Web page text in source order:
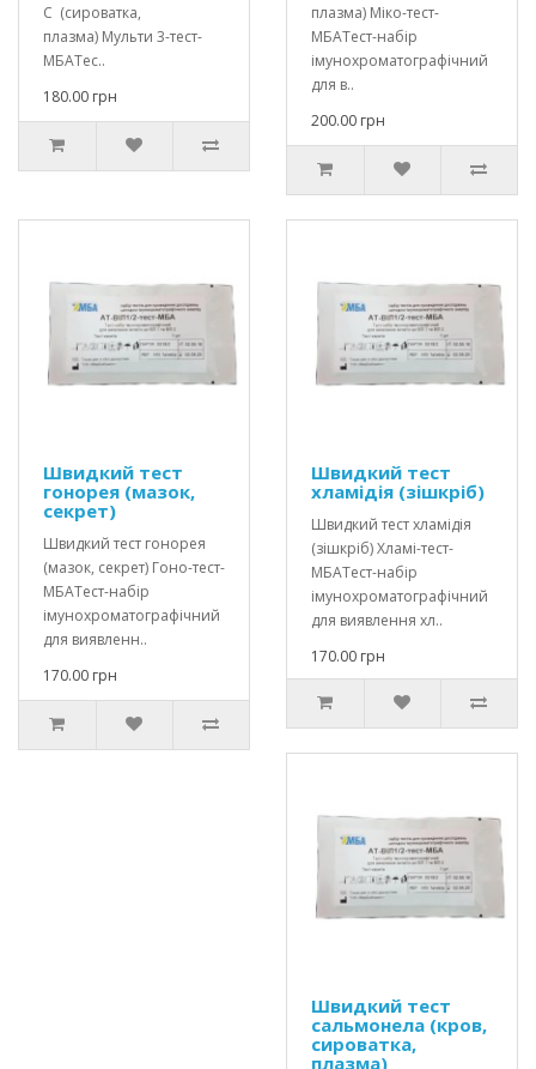
С (сироватка,
плазма) Мульти 3-тест-
МБАТес..
180.00 грн
плазма) Міко-тест-
МБАТест-набір
імунохроматографічний
для в..
200.00 грн
Швидкий тест
гонорея (мазок,
секрет)
Швидкий тест гонорея
(мазок, секрет) Гоно-тест-
МБАТест-набір
імунохроматографічний
для виявленн..
170.00 грн
Швидкий тест
хламідія (зішкріб)
Швидкий тест хламідія
(зішкріб) Хламі-тест-
МБАТест-набір
імунохроматографічний
для виявлення хл..
170.00 грн
Швидкий тест
сальмонела (кров,
сироватка,
плазма)